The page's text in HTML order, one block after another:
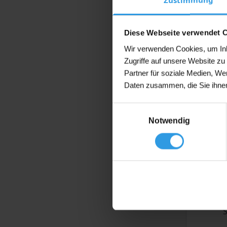
Diese Webseite verwendet
Wir verwenden Cookies, um
Zugriffe auf unsere Website
Partner für soziale Medien,
Daten zusammen, die Sie
Notwendig
Wixx
Ab 1L
Dieses
Produkt
weist
mehrere
Varianten
auf.